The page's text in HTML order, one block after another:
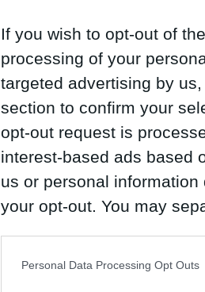
If you wish to opt-out of
processing of your
targeted advertising by
section to confirm your
opt-out request is
interest-based ads based
us or personal
your opt-out. You may
Personal Data Processing Opt Outs